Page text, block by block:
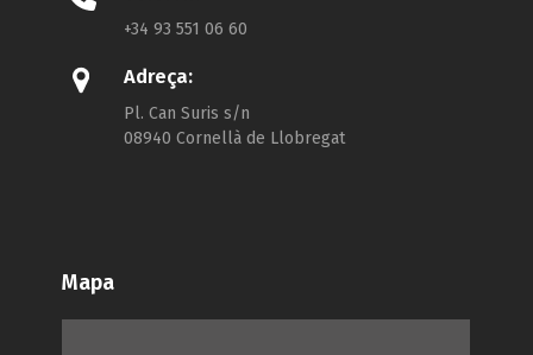
+34 93 551 06 60
Adreça:
Pl. Can Suris s/n
08940 Cornellà de Llobregat
Mapa